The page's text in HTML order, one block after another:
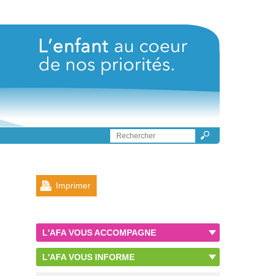
Imprimer
L'AFA VOUS ACCOMPAGNE
L'AFA VOUS INFORME